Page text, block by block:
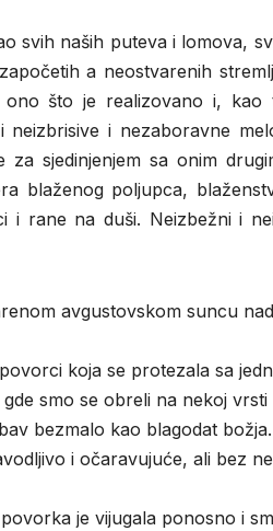
svih naših puteva i lomova,
a neostvarenih
što je realizovano i,
i nezaboravne
za sjedinjenjem sa onim
blaženog poljupca,
i rane na duši. Neizbežni i
avgustovskom suncu
koja se protezala sa
smo se obreli na nekoj
bezmalo kao blagodat
i očaravujuće, ali bez
je vijugala ponosno i